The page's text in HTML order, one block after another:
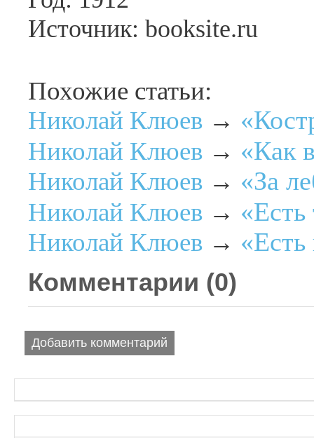
Источник: booksite.ru
Похожие статьи:
Николай Клюев →
Николай Клюев → «Как
Николай Клюев → «За
Николай Клюев →
Николай Клюев →
Комментарии (0)
Добавить комментарий